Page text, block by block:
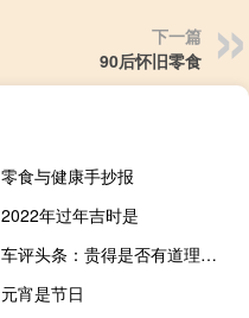
下一篇
90后怀旧零食
零食与健康手抄报
2022年过年吉时是
车评头条：贵得是否有道理试试就知道 讴歌TLX 首试
元宵是节日